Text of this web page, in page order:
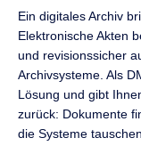
Ein digitales Archiv
Elektronische Akten
und revisionssicher
Archivsysteme. Als
Lösung und gibt
zurück: Dokumente
die Systeme